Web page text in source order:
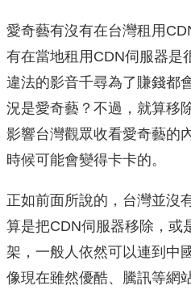
愛奇藝有沒有在台灣租用
有在當地租用CDN伺服器是
違法的影音千尋為了賺錢都
況是愛奇藝？不過，就算移
影響台灣觀眾收看愛奇藝的
時候可能會變得卡卡的。
正如前面所說的，台灣並沒
算是把CDN伺服器移除，或
架，一般人依然可以連到中
像現在雖然優酷、騰訊等網